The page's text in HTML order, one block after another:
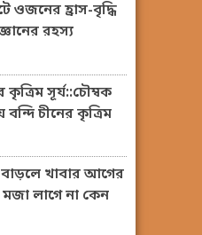
ওজনের হ্রাস-বৃদ্ধি
রহস্য
কৃত্রিম সূর্য::চৌম্বক
বন্দি চীনের কৃত্রিম
খাবার আগের
লাগে না কেন